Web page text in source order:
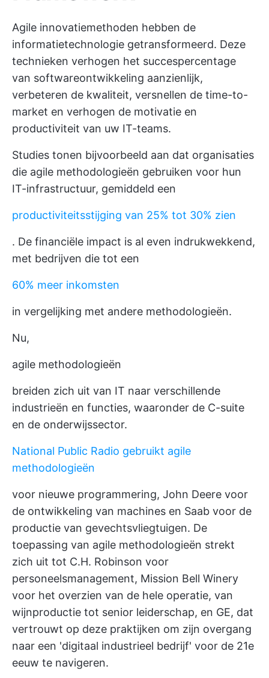
Agile innovatiemethoden hebben de
informatietechnologie getransformeerd. Deze
technieken verhogen het succespercentage
van softwareontwikkeling aanzienlijk,
verbeteren de kwaliteit, versnellen de time-to-
market en verhogen de motivatie en
productiviteit van uw IT-teams.
Studies tonen bijvoorbeeld aan dat organisaties
die agile methodologieën gebruiken voor hun
IT-infrastructuur, gemiddeld een
productiviteitsstijging van 25% tot 30% zien
. De financiële impact is al even indrukwekkend,
met bedrijven die tot een
60% meer inkomsten
in vergelijking met andere methodologieën.
Nu,
agile methodologieën
breiden zich uit van IT naar verschillende
industrieën en functies, waaronder de C-suite
en de onderwijssector.
National Public Radio gebruikt agile
methodologieën
voor nieuwe programmering, John Deere voor
de ontwikkeling van machines en Saab voor de
productie van gevechtsvliegtuigen. De
toepassing van agile methodologieën strekt
zich uit tot C.H. Robinson voor
personeelsmanagement, Mission Bell Winery
voor het overzien van de hele operatie, van
wijnproductie tot senior leiderschap, en GE, dat
vertrouwt op deze praktijken om zijn overgang
naar een 'digitaal industrieel bedrijf' voor de 21e
eeuw te navigeren.